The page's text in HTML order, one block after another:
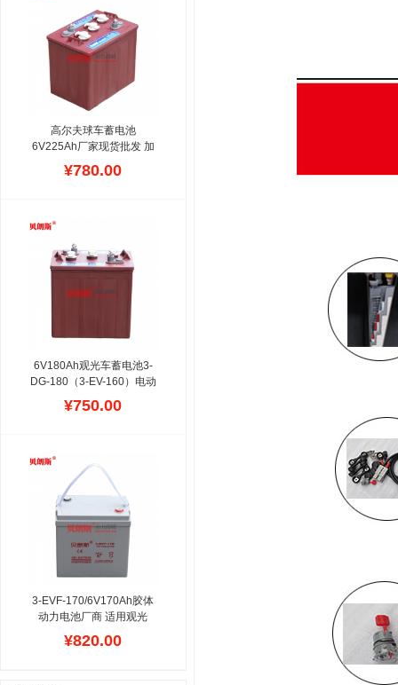
瓶，这款高尔夫球车电池可
以用6V、8V、12V替换，
原装电瓶用加水的，更换免
维护EVF同时需要配置等同
免维护充电机，同理加水电
池换成免维护也一样。
高尔夫球车蓄电池
6V225Ah厂家现货批发 加
水蓄电池3-EV-190球场电
瓶车电池高尔夫球车电池分
场电瓶车运行情况选择配置
不等款式的电瓶，这款高尔
夫球车电池可以用6V、
8V、12V替换，原装电瓶用
加水的，更换免维护EVF同
时需要配置等同免维护充电
机，同理加水电池换成免维
护也一样。
¥780.00
6V180Ah观光车蓄电池3-
DG-180（3-EV-160）电动
观光车加水电瓶
观光车蓄电
池规格有以下几个系列：3-
190,3-DG-220,3-DG-
240,3-DG-260,4-EV-120,
电瓶容量不同配置不同功率
电动观光车使用,可以按照
观光车电池尺寸来区分.动
力设计合理.
¥750.00
3-EVF-170/6V170Ah胶体
动力电池厂商 适用观光
车、游光游览车用铅酸免维
护电瓶3-EVF-
¥820.00